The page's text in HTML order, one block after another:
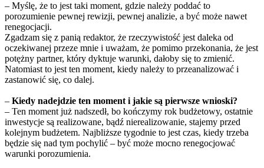
– Myślę, że to jest taki moment, gdzie należy poddać to
porozumienie pewnej rewizji, pewnej analizie, a być może nawet
renegocjacji.
Zgadzam się z panią redaktor, że rzeczywistość jest daleka od
oczekiwanej przeze mnie i uważam, że pomimo przekonania, że jest
potężny partner, który dyktuje warunki, dałoby się to zmienić.
Natomiast to jest ten moment, kiedy należy to przeanalizować i
zastanowić się, co dalej.
– Kiedy nadejdzie ten moment i jakie są pierwsze wnioski?
– Ten moment już nadszedł, bo kończymy rok budżetowy, ostatnie
inwestycje są realizowane, bądź nierealizowanie, stajemy przed
kolejnym budżetem. Najbliższe tygodnie to jest czas, kiedy trzeba
będzie się nad tym pochylić – być może mocno renegocjować
warunki porozumienia.